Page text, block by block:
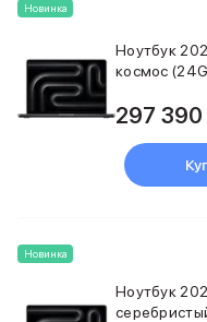
Смартфоны
Новинка
Ноутбук
космос
297 390
Новинка
Ноутбук